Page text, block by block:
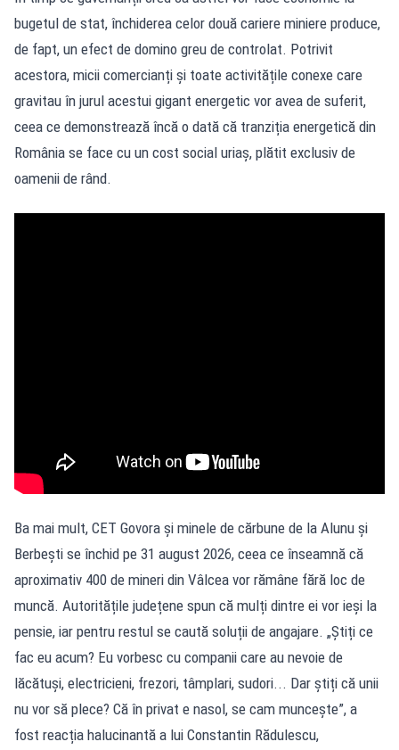
bugetul de stat, închiderea celor două cariere miniere produce,
de fapt, un efect de domino greu de controlat. Potrivit
acestora, micii comercianți și toate activitățile conexe care
gravitau în jurul acestui gigant energetic vor avea de suferit,
ceea ce demonstrează încă o dată că tranziția energetică din
România se face cu un cost social uriaș, plătit exclusiv de
oamenii de rând.
Ba mai mult, CET Govora și minele de cărbune de la Alunu și
Berbești se închid pe 31 august 2026, ceea ce înseamnă că
aproximativ 400 de mineri din Vâlcea vor rămâne fără loc de
muncă. Autoritățile județene spun că mulți dintre ei vor ieși la
pensie, iar pentru restul se caută soluții de angajare. „Știți ce
fac eu acum? Eu vorbesc cu companii care au nevoie de
lăcătuși, electricieni, frezori, tâmplari, sudori... Dar știți că unii
nu vor să plece? Că în privat e nasol, se cam muncește”, a
fost reacția halucinantă a lui Constantin Rădulescu,